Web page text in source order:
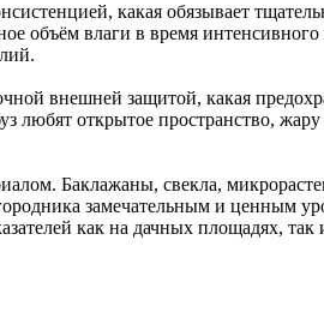
какая обязывает
объём влаги в время
внешней защитой, какая
любят открытое пространство,
Баклажаны, свекла,
замечательным и ценным
как на дачных площадях,